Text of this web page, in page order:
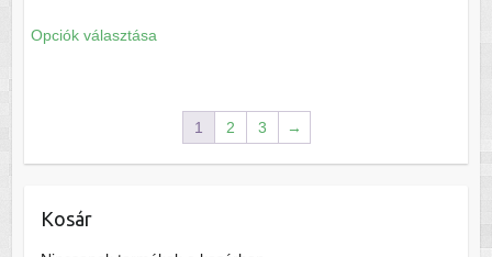
Opciók választása
a
variációja
1
2 3 →
Kosár